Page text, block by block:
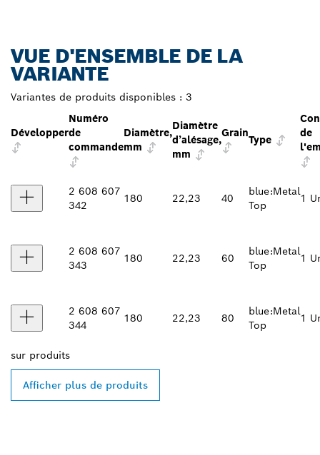
VUE D'ENSEMBLE DE LA
VARIANTE
Variantes de produits disponibles : 3
Développer
Numéro
de
commande
Diamètre,
mm
Diamètre
d’alésage,
mm
Grain
Type
de
2 608 607
342
180 22,23 40
blue:Metal
Top
1
2 608 607
343
180 22,23 60
blue:Metal
Top
1
2 608 607
344
180 22,23 80
blue:Metal
Top
1
sur produits
Afficher plus de produits